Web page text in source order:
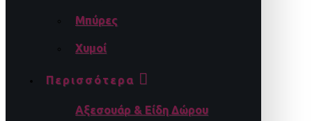
Μπύρες
Χυμοί
Περισσότερα
Αξεσουάρ & Είδη Δώρου